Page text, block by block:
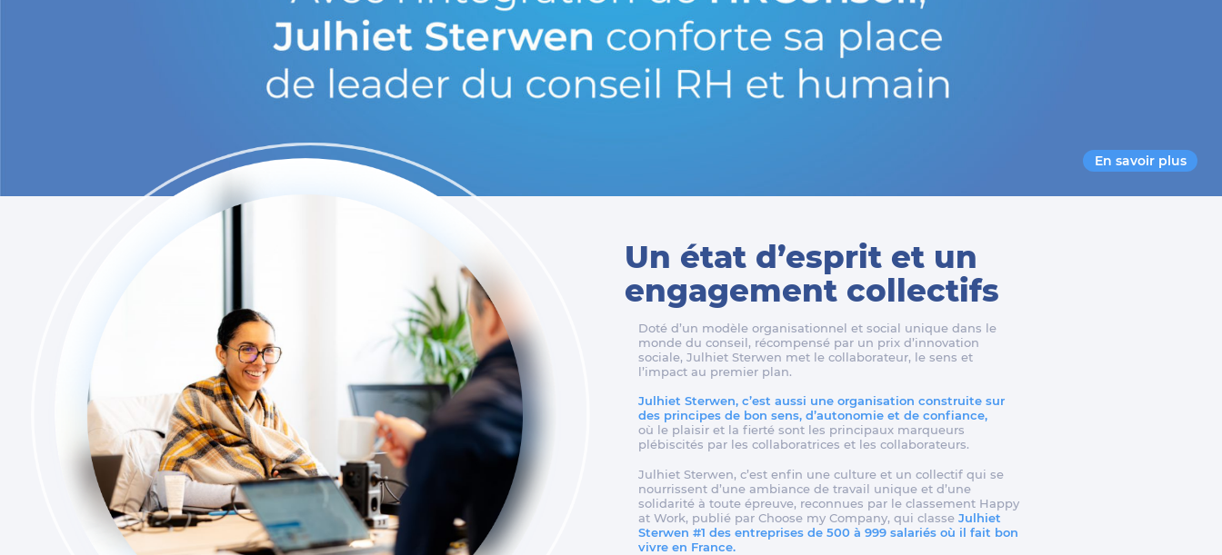
En savoir plus
Un état d’esprit et un
engagement collectifs
Doté d’un modèle organisationnel et social unique dans le
monde du conseil, récompensé par un prix d’innovation
sociale, Julhiet Sterwen met le collaborateur, le sens et
l’impact au premier plan.
Julhiet Sterwen, c’est aussi une organisation construite sur
des principes de bon sens, d’autonomie et de confiance,
où le plaisir et la fierté sont les principaux marqueurs
plébiscités par les collaboratrices et les collaborateurs.
Julhiet Sterwen, c’est enfin une culture et un collectif qui se
nourrissent d’une ambiance de travail unique et d’une
solidarité à toute épreuve, reconnues par le classement Happy
at Work, publié par Choose my Company, qui classe Julhiet
Sterwen #1 des entreprises de 500 à 999 salariés où il fait bon
vivre en France.